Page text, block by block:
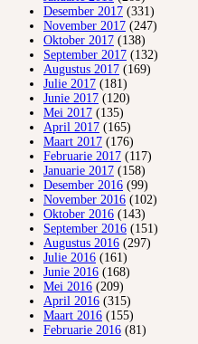
Desember 2017 (331)
November 2017 (247)
Oktober 2017 (138)
September 2017 (132)
Augustus 2017 (169)
Julie 2017 (181)
Junie 2017 (120)
Mei 2017 (135)
April 2017 (165)
Maart 2017 (176)
Februarie 2017 (117)
Januarie 2017 (158)
Desember 2016 (99)
November 2016 (102)
Oktober 2016 (143)
September 2016 (151)
Augustus 2016 (297)
Julie 2016 (161)
Junie 2016 (168)
Mei 2016 (209)
April 2016 (315)
Maart 2016 (155)
Februarie 2016 (81)